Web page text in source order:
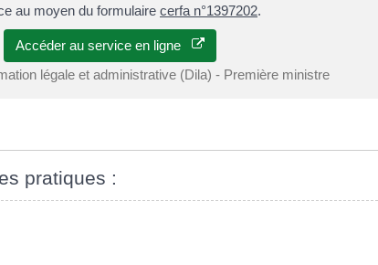
au moyen du formulaire cerfa n°1397202.
Accéder au service en ligne
légale et administrative (Dila) - Première ministre
pratiques :